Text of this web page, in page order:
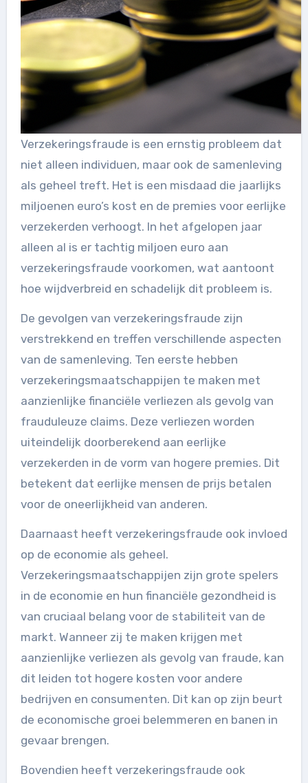
Verzekeringsfraude is een ernstig probleem dat
niet alleen individuen, maar ook de samenleving
als geheel treft. Het is een misdaad die jaarlijks
miljoenen euro’s kost en de premies voor eerlijke
verzekerden verhoogt. In het afgelopen jaar
alleen al is er tachtig miljoen euro aan
verzekeringsfraude voorkomen, wat aantoont
hoe wijdverbreid en schadelijk dit probleem is.
De gevolgen van verzekeringsfraude zijn
verstrekkend en treffen verschillende aspecten
van de samenleving. Ten eerste hebben
verzekeringsmaatschappijen te maken met
aanzienlijke financiële verliezen als gevolg van
frauduleuze claims. Deze verliezen worden
uiteindelijk doorberekend aan eerlijke
verzekerden in de vorm van hogere premies. Dit
betekent dat eerlijke mensen de prijs betalen
voor de oneerlijkheid van anderen.
Daarnaast heeft verzekeringsfraude ook invloed
op de economie als geheel.
Verzekeringsmaatschappijen zijn grote spelers
in de economie en hun financiële gezondheid is
van cruciaal belang voor de stabiliteit van de
markt. Wanneer zij te maken krijgen met
aanzienlijke verliezen als gevolg van fraude, kan
dit leiden tot hogere kosten voor andere
bedrijven en consumenten. Dit kan op zijn beurt
de economische groei belemmeren en banen in
gevaar brengen.
Bovendien heeft verzekeringsfraude ook